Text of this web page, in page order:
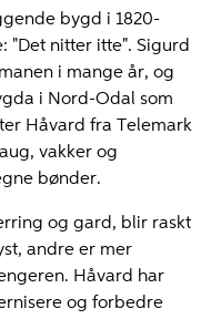
bygd i 1820-
"Det nitter itte". Sigurd
i mange år, og
i Nord-Odal som
Håvard fra Telemark
vakker og
bønder.
og gard, blir raskt
andre er mer
Håvard har
og forbedre